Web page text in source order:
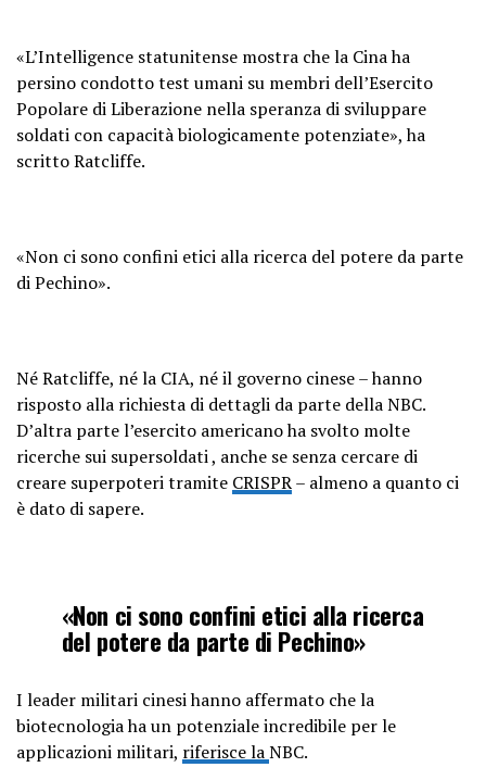
«L’Intelligence statunitense mostra che la Cina ha
persino condotto test umani su membri dell’Esercito
Popolare di Liberazione nella speranza di sviluppare
soldati con capacità biologicamente potenziate», ha
scritto Ratcliffe.
«Non ci sono confini etici alla ricerca del potere da parte
di Pechino».
Né Ratcliffe, né la CIA, né il governo cinese – hanno
risposto alla richiesta di dettagli da parte della NBC.
D’altra parte l’esercito americano ha svolto molte
ricerche sui supersoldati , anche se senza cercare di
creare superpoteri tramite CRISPR– almeno a quanto ci
è dato di sapere.
«Non ci sono confini etici alla ricerca
del potere da parte di Pechino»
I leader militari cinesi hanno affermato che la
biotecnologia ha un potenziale incredibile per le
applicazioni militari, riferisce laNBC.